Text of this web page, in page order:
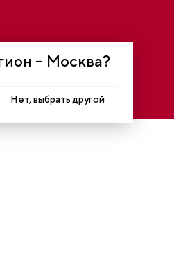
– Москва?
Нет, выбрать другой
НАБ., 14
Войти